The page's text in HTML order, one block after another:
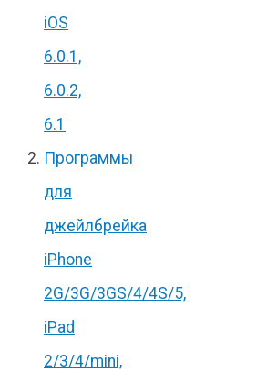
iOS
6.0.1,
6.0.2,
6.1
Программы
для
джейлбрейка
iPhone
2G/3G/3GS/4/4S/5,
iPad
2/3/4/mini,